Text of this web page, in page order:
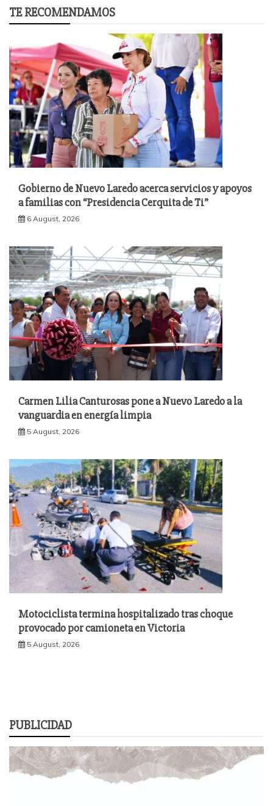
TE RECOMENDAMOS
Gobierno de Nuevo Laredo acerca servicios y apoyos
a familias con “Presidencia Cerquita de Ti”
6 August, 2026
Carmen Lilia Canturosas pone a Nuevo Laredo a la
vanguardia en energía limpia
5 August, 2026
Motociclista termina hospitalizado tras choque
provocado por camioneta en Victoria
5 August, 2026
PUBLICIDAD